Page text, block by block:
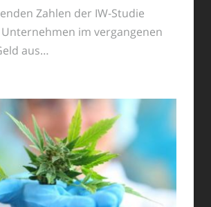
Zahlen der IW-Studie
Unternehmen im vergangenen
aus…